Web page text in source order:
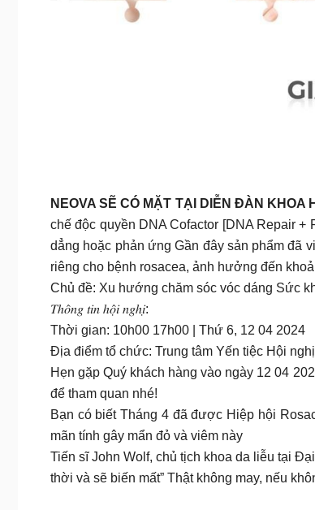
NEOVA SẼ CÓ MẶT TẠI DIỄN ĐÀN
chế độc quyền DNA Cofactor [DNA Repair
dẳng hoặc phản ứng Gần đây sản phẩm đã
riêng cho bệnh rosacea, ảnh hưởng đến
Chủ đề: Xu hướng chăm sóc vóc dáng Sức
𝑇ℎ𝑜̂𝑛𝑔 𝑡𝑖𝑛 ℎ𝑜̣̂𝑖 𝑛𝑔ℎ𝑖̣:
Thời gian: 10h00 17h00 | Thứ 6, 12 04 2024
Địa điểm tổ chức: Trung tâm Yến tiệc Hội
Hẹn gặp Quý khách hàng vào ngày 12 04
để tham quan nhé!
Bạn có biết Tháng 4 đã được Hiệp hội
mãn tính gây mẩn đỏ và viêm này
Tiến sĩ John Wolf, chủ tịch khoa da liễu tại
thời và sẽ biến mất” Thật không may, nếu